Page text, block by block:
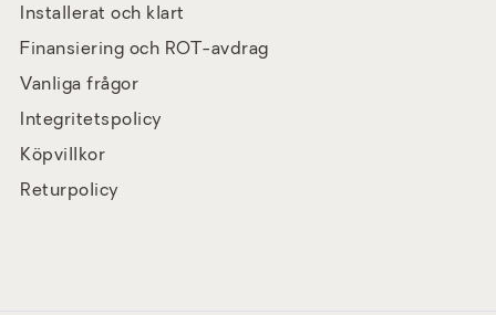
Installerat och klart
Finansiering och ROT-avdrag
Vanliga frågor
Integritetspolicy
Köpvillkor
Returpolicy